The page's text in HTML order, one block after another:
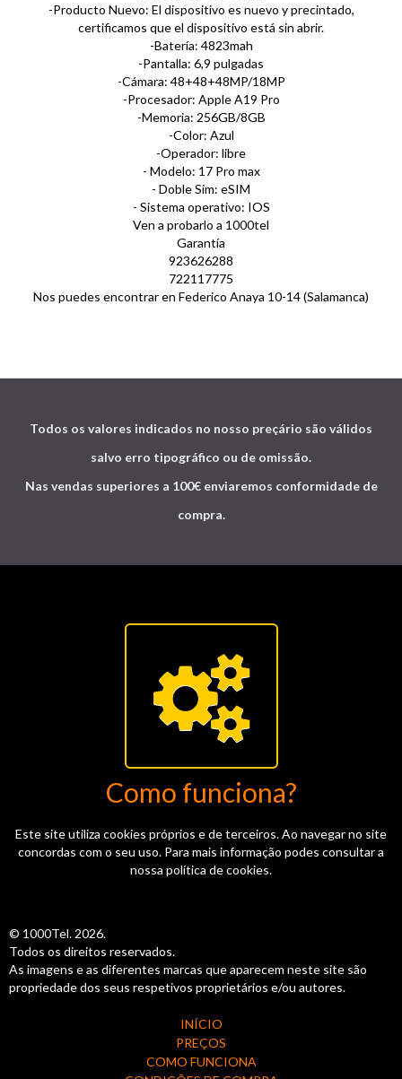
-Producto Nuevo: El dispositivo es nuevo y precintado,
certificamos que el dispositivo está sin abrir.
-Batería: 4823mah
-Pantalla: 6,9 pulgadas
-Cámara: 48+48+48MP/18MP
-Procesador: Apple A19 Pro
-Memoria: 256GB/8GB
-Color: Azul
-Operador: libre
- Modelo: 17 Pro max
- Doble Sim: eSIM
- Sistema operativo: IOS
Ven a probarlo a 1000tel
Garantía
923626288
722117775
Nos puedes encontrar en Federico Anaya 10-14 (Salamanca)
Todos os valores indicados no nosso preçário são válidos
salvo erro tipográfico ou de omissão.
Nas vendas superiores a 100€ enviaremos conformidade de
compra.
Como funciona?
Este site utiliza cookies próprios e de terceiros. Ao navegar no site
concordas com o seu uso. Para mais informação podes consultar a
nossa política de cookies.
© 1000Tel. 2026.
Todos os direitos reservados.
As imagens e as diferentes marcas que aparecem neste site são
propriedade dos seus respetivos proprietários e/ou autores.
INÍCIO
PREÇOS
COMO FUNCIONA